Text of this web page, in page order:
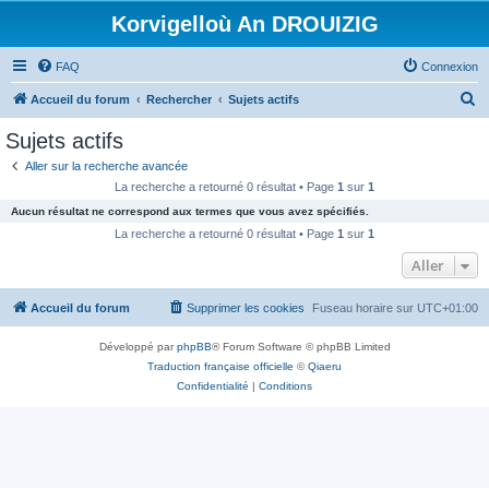
Korvigelloù An DROUIZIG
FAQ Connexion
Accueil du forum Rechercher Sujets actifs
c
e
Sujets actifs
Aller sur la recherche avancée
La recherche a retourné 0 résultat • Page 1 sur 1
Aucun résultat ne correspond aux termes que vous avez spécifiés.
La recherche a retourné 0 résultat • Page 1 sur 1
Aller
Accueil du forum Fuseau horaire sur UTC+01:00
Supprimer les cookies
Développé parphpBB® Forum Software © phpBB Limited
Traduction française officielle ©Qiaeru
Confidentialité | Conditions